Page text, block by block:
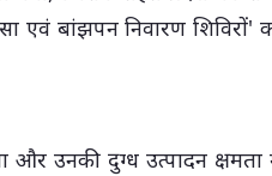
बांझपन निवारण शिविरों'
और उनकी दुग्ध उत्पादन क्षमता